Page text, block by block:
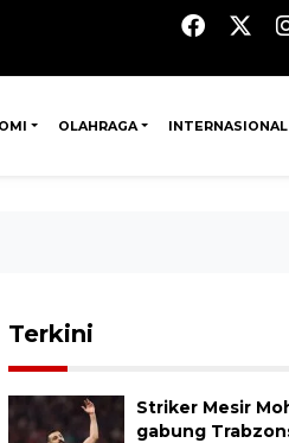
OLAHRAGA INTERNASIONAL
Terkini
Striker Mesir
gabung